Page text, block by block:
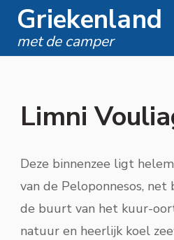
Griekenland
met de camper
Limni
Deze binnenzee ligt
van de Peloponnesos, net
de buurt van het kuur-
natuur en heerlijk koel